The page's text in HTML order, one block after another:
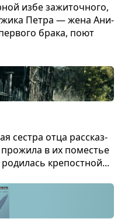
избе зажи­точ­ного,
Петра — жена Ани­
брака, поют
сестра отца рас­сказ­
в их поме­стье
кре­пост­ной...